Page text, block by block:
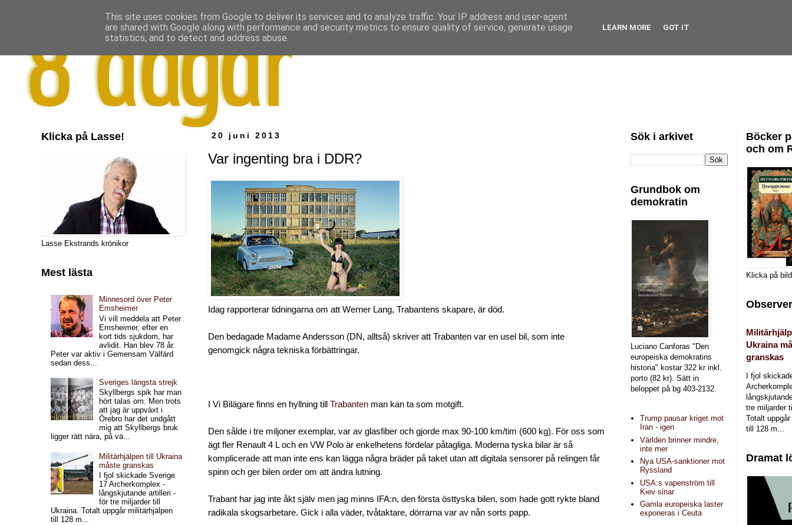
20 juni 2013
Var ingenting bra i DDR?
Idag rapporterar tidningarna om att Werner Lang, Trabantens skapare, är död.
Den bedagade Madame Andersson (DN, alltså) skriver att Trabanten var en usel bil, som inte
genomgick några tekniska förbättringar.
I Vi Bilägare finns en hyllning till Trabanten man kan ta som motgift.
Den sålde i tre miljoner exemplar, var av glasfiber och gjorde max 90-100 km/tim (600 kg). För oss som
ägt fler Renault 4 L och en VW Polo är enkelhetens fördelar påtagliga. Moderna tyska bilar är så
komplicerade att man inte ens kan lägga några bräder på taket utan att digitala sensorer på relingen får
spinn och ger bilen order om att ändra lutning.
Trabant har jag inte åkt själv men jag minns IFA:n, den första östtyska bilen, som hade gott rykte bland
radikala skogsarbetare. Gick i alla väder, tvåtaktare, dörrarna var av nån sorts papp.
Klicka på Lasse!
Lasse Ekstrands krönikor
Mest lästa
Minnesord över Peter
Emsheimer
Vi vill meddela att Peter
Emsheimer, efter en
kort tids sjukdom, har
avlidit. Han blev 78 år.
Peter var aktiv i Gemensam Välfärd
sedan dess...
Sveriges längsta strejk
Skyllbergs spik har man
hört talas om. Men trots
att jag är uppväxt i
Örebro har det undgått
mig att Skyllbergs bruk
ligger rätt nära, på vä...
Militärhjälpen till Ukraina
måste granskas
I fjol skickade Sverige
17 Archerkomplex -
långskjutande artilleri -
för tre miljarder till
Ukraina. Totalt uppgår militärhjälpen
till 128 m...
Sök i arkivet
Grundbok om
demokratin
Luciano Canforas "Den
europeiska demokratins
historia" kostar 322 kr inkl.
porto (82 kr). Sätt in
beloppet på bg 403-2132.
Trump pausar kriget mot
Iran - igen
Världen brinner mindre,
inte mer
Nya USA-sanktioner mot
Ryssland
USA:s vapenström till
Kiev sinar
Gamla europeiska laster
exponeras i Ceuta
Böcker
och om
Klicka på
Ukraina
granskas
I fjol
tre miljarder
Totalt
till 128 m...
Dramat
This site uses cookies from Google to deliver its services and to analyze traffic. Your IP address and user-agent
are shared with Google along with performance and security metrics to ensure quality of service, generate usage
statistics, and to detect and address abuse.
LEARN MORE GOT IT